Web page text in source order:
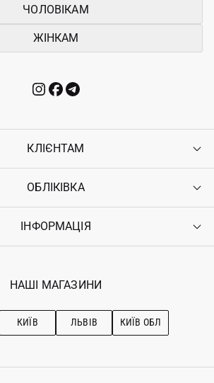
ЧОЛОВІКАМ
ЖІНКАМ
КЛІЄНТАМ
Контакти
Повернення
Гарантія
ОБЛІКІВКА
Увійти
Ostriv Club+
ІНФОРМАЦІЯ
Наші магазини
Рекомендації з догляду
НАШІ МАГАЗИНИ
КИЇВ ЛЬВІВ КИЇВ ОБЛ